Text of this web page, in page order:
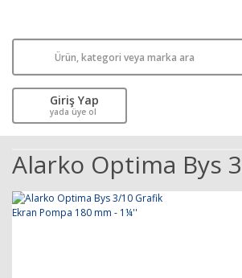
Giriş Yap
yada üye ol
Alarko Optima Bys